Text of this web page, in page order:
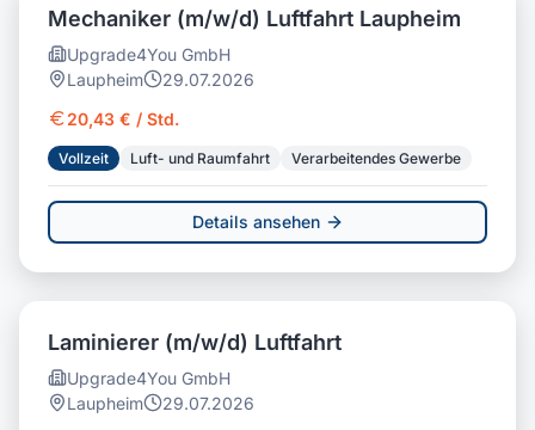
Mechaniker (m/w/d) Luftfahrt Laupheim
Upgrade4You GmbH
Laupheim
29.07.2026
20,43 € / Std.
Vollzeit Luft- und Raumfahrt Verarbeitendes Gewerbe
Details ansehen
Laminierer (m/w/d) Luftfahrt
Upgrade4You GmbH
Laupheim
29.07.2026